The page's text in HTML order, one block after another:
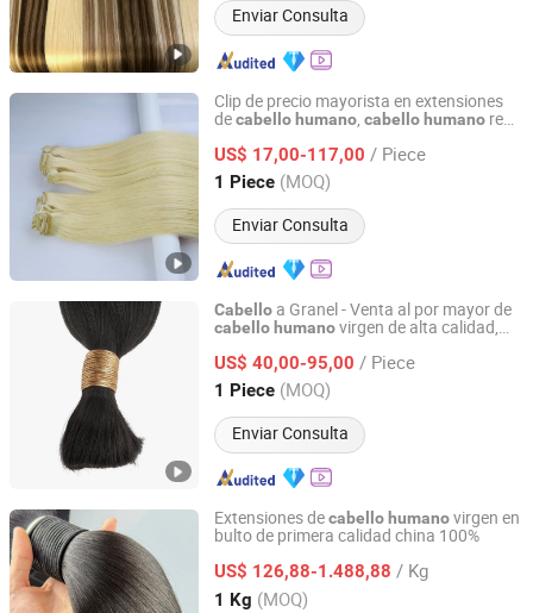
Enviar Consulta
Clip de precio mayorista en extensiones
decabellohumano cabellohumano real,
alta calidad, múltiples opciones de color,
longitud y forma
US$ 17,00-117,00 / Piece
1 Piece (MOQ)
Enviar Consulta
Juancheng Sunze Hair Products Co., Ltd.
Shandong, China Desde 2025
Cabello a Granel - Venta al por mayor de
cabello humanovirgen de alta calidad,
longitud, forma, entrega mundial, envío
rápido
US$ 40,00-95,00 / Piece
1 Piece (MOQ)
Enviar Consulta
Juancheng Sunze Hair Products Co., Ltd.
Shandong, China Desde 2025
Extensiones decabello humanovirgen en
bulto de primera calidad china 100%
US$ 126,88-1.488,88 / Kg
1 Kg (MOQ)
Juancheng Sunze Hair Products Co., Ltd.
Shandong, China Desde 2025